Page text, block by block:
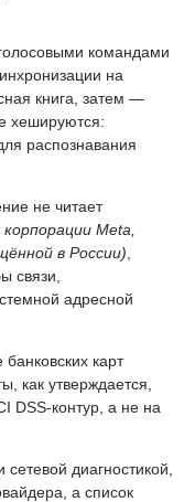
командами
на
книга, затем —
хешируются:
распознавания
не читает
Meta,
в России)
связи,
адресной
карт
как утверждается,
DSS-контур, а не на
диагностикой,
а список